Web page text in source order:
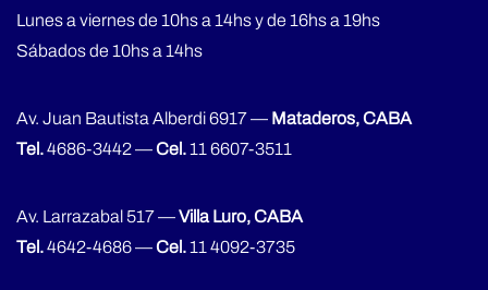
Lunes a viernes de 10hs a 14hs y de 16hs a 19hs
Sábados de 10hs a 14hs
Av. Juan Bautista Alberdi 6917 — Mataderos, CABA
Tel.4686-3442—Cel.11 6607-3511
Av. Larrazabal 517 —Villa Luro, CABA
Tel.4642-4686—Cel.11 4092-3735